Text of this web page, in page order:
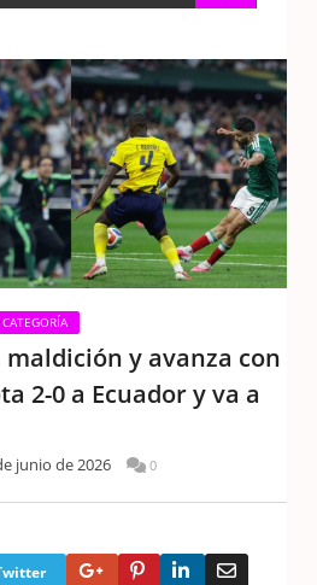
y avanza con
2-0 a Ecuador y va a
junio de 2026 0
Google+PinterestLinkedIn